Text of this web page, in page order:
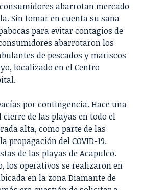
abarrotan mercado
Sin tomar en cuenta su sana
para evitar contagios de
abarrotaron los
de pescados y mariscos
localizado en el Centro
por contingencia.Hace una
cierre de las playas en todo el
alta, como parte de las
propagación del COVID-19.
de las playas de Acapulco.
los operativos se realizaron en
en la zona Diamante de